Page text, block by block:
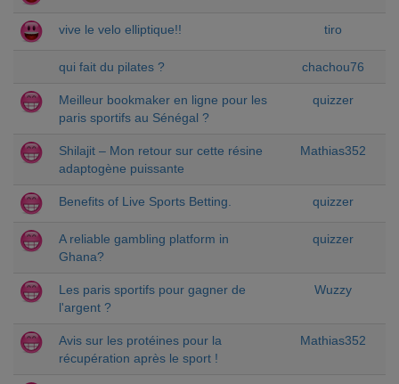
vive le velo elliptique!! tiro
qui fait du pilates ? chachou76
Meilleur bookmaker en ligne pour les
paris sportifs au Sénégal ?
quizzer
Shilajit – Mon retour sur cette résine
adaptogène puissante
Mathias352
Benefits of Live Sports Betting. quizzer
A reliable gambling platform in
Ghana?
quizzer
Les paris sportifs pour gagner de
l'argent ?
Wuzzy
Avis sur les protéines pour la
récupération après le sport !
Mathias352